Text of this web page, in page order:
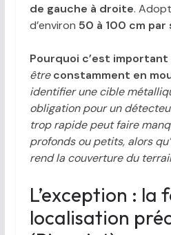
de gauche à droite.
d’environ 50 à 100 cm par
Pourquoi c’est important
êtreconstamment en
identifier une cible
obligation pour un
trop rapide peut faire
profonds ou petits, alors
rend la couverture du
L’exception : la
localisation